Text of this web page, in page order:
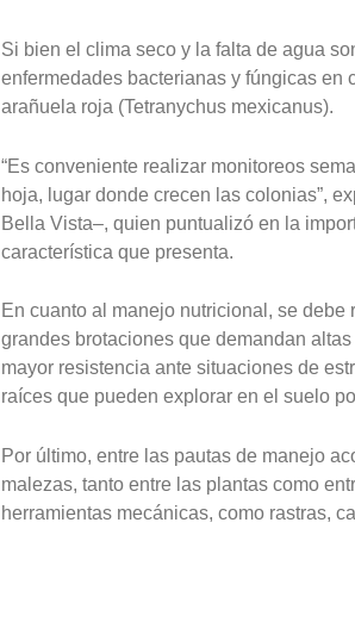
Si bien el clima seco y la falta de agua
enfermedades bacterianas y fúngicas en
arañuela roja (Tetranychus mexicanus).
“Es conveniente realizar monitoreos
hoja, lugar donde crecen las colonias”,
Bella Vista–, quien puntualizó en la
característica que presenta.
En cuanto al manejo nutricional, se
grandes brotaciones que demandan
mayor resistencia ante situaciones de
raíces que pueden explorar en el suelo
Por último, entre las pautas de manejo
malezas, tanto entre las plantas como
herramientas mecánicas, como rastras,